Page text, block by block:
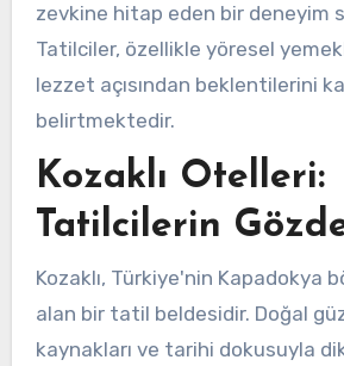
zevkine hitap eden bir deneyim
Tatilciler, özellikle yöresel
lezzet açısından beklentilerini
belirtmektedir.
Kozaklı Otelleri:
Tatilcilerin
Kozaklı, Türkiye'nin Kapadokya
alan bir tatil beldesidir. Doğal
kaynakları ve tarihi dokusuyla